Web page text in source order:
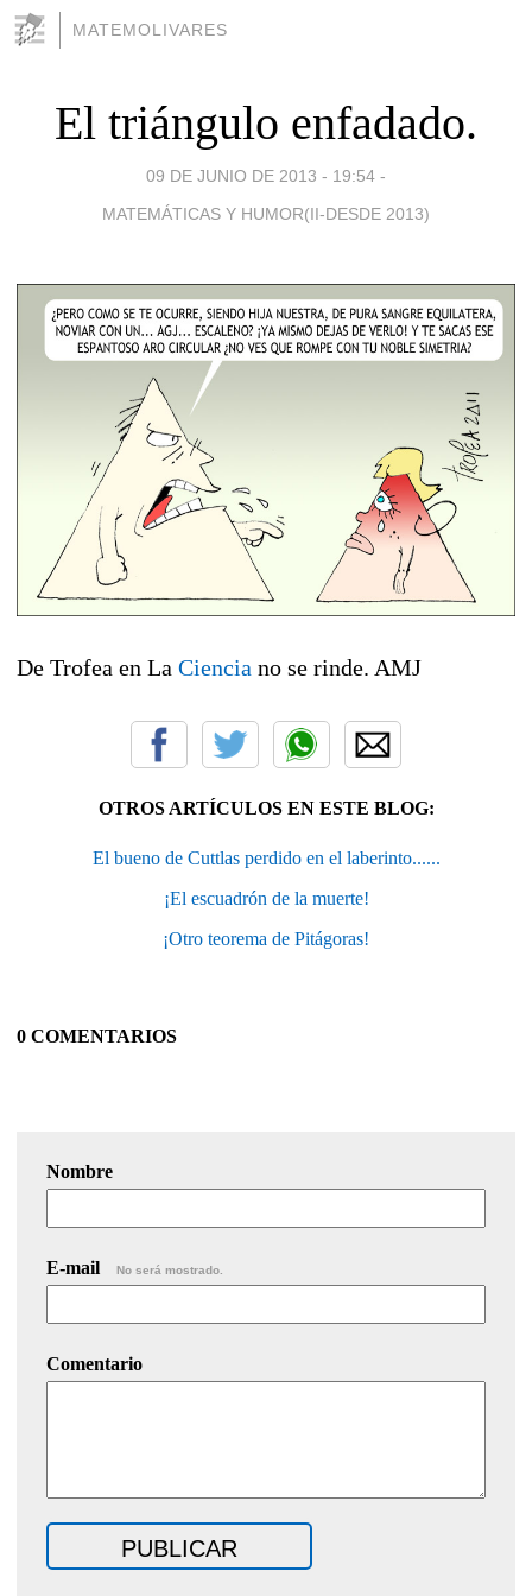
MATEMOLIVARES
El triángulo enfadado.
09 DE JUNIO DE 2013 - 19:54 -
MATEMÁTICAS Y HUMOR(II-DESDE 2013)
De Trofea en La Ciencia no se rinde. AMJ
OTROS ARTÍCULOS EN ESTE BLOG:
El bueno de Cuttlas perdido en el laberinto......
¡El escuadrón de la muerte!
¡Otro teorema de Pitágoras!
0 COMENTARIOS
Nombre
E-mail No será mostrado.
Comentario